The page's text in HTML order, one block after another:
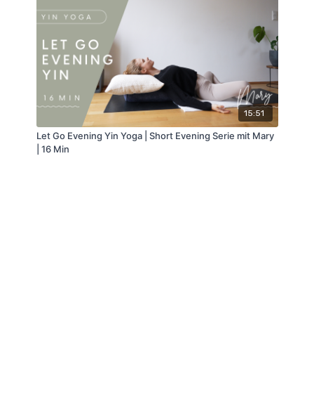
15:51
Let Go Evening Yin Yoga | Short Evening Serie mit Mary
| 16 Min